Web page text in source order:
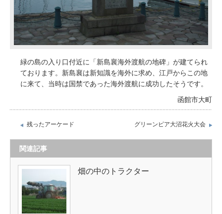
緑の島の入り口付近に「新島襄海外渡航の地碑」が建てられ
ております。新島襄は新知識を海外に求め、江戸からこの地
に来て、当時は国禁であった海外渡航に成功したそうです。
函館市大町
残ったアーケード グリーンピア大沼花火大会
関連記事
畑の中のトラクター